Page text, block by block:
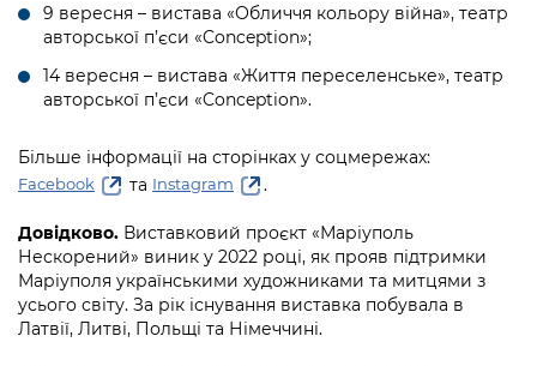
9 вересня – вистава «Обличчя кольору війна», театр
авторської п’єси «Conception»;
14 вересня – вистава «Життя переселенське», театр
авторської п’єси «Conception».
Більше інформації на сторінках у соцмережах:
Facebook та Іnstagram .
Довідково. Виставковий проєкт «Маріуполь
Нескорений» виник у 2022 році, як прояв підтримки
Маріуполя українськими художниками та митцями з
усього світу. За рік існування виставка побувала в
Латвії, Литві, Польщі та Німеччині.